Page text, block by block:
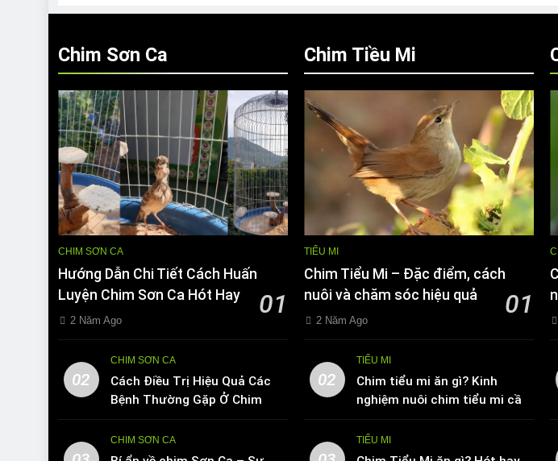
Chim Sơn Ca
CHIM SƠN CA
Hướng Dẫn Chi Tiết Cách Huấn
Luyện Chim Sơn Ca Hót Hay
01
2 Năm Ago
02
CHIM SƠN CA
Cách Điều Trị Hiệu Quả Các
Bệnh Thường Gặp Ở Chim
Sơn Ca
CHIM SƠN CA
Chim Tiều Mi
TIỂU MI
Chim Tiểu Mi – Đặc điểm, cách
nuôi và chăm sóc hiệu quả
01
2 Năm Ago
02
TIỂU MI
Chim tiểu mi ăn gì? Kinh
nghiệm nuôi chim tiểu mi cần
biết
TIỂU MI